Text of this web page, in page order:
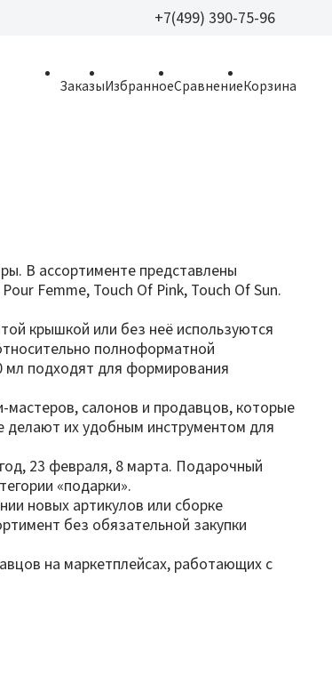
+7(499) 390-75-96
ЗаказыИзбранноеСравнениеКорзина
В ассортименте представлены
Femme, Touch Of Pink, Touch Of Sun.
крышкой или без неё используются
полноформатной
мл подходят для формирования
салонов и продавцов, которые
делают их удобным инструментом для
23 февраля, 8 марта. Подарочный
«подарки».
новых артикулов или сборке
без обязательной закупки
на маркетплейсах, работающих с